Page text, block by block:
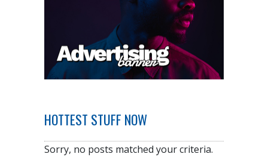
HOTTEST STUFF NOW
Sorry, no posts matched your criteria.